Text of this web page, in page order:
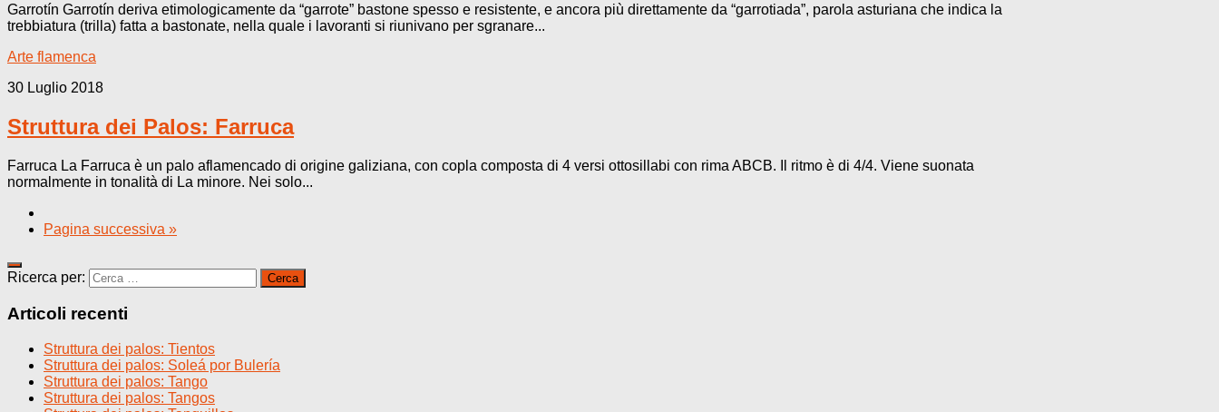
Garrotín Garrotín deriva etimologicamente da “garrote” bastone spesso e resistente, e ancora più direttamente da “garrotiada”, parola asturiana che indica la
trebbiatura (trilla) fatta a bastonate, nella quale i lavoranti si riunivano per sgranare...
Arte flamenca
30 Luglio 2018
Struttura dei Palos: Farruca
Farruca La Farruca è un palo aflamencado di origine galiziana, con copla composta di 4 versi ottosillabi con rima ABCB. Il ritmo è di 4/4. Viene suonata
normalmente in tonalità di La minore. Nei solo...
Pagina successiva »
Ricerca per:
Articoli recenti
Struttura dei palos: Tientos
Struttura dei palos: Soleá por Bulería
Struttura dei palos: Tango
Struttura dei palos: Tangos